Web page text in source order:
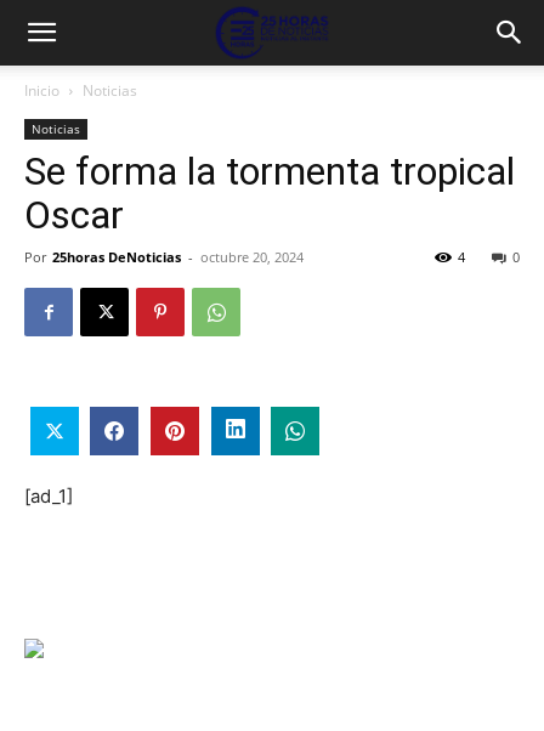
Inicio Noticias
Noticias
Se forma la tormenta tropical
Oscar
Por 25horas DeNoticias - octubre 20, 2024 0
4
[ad_1]